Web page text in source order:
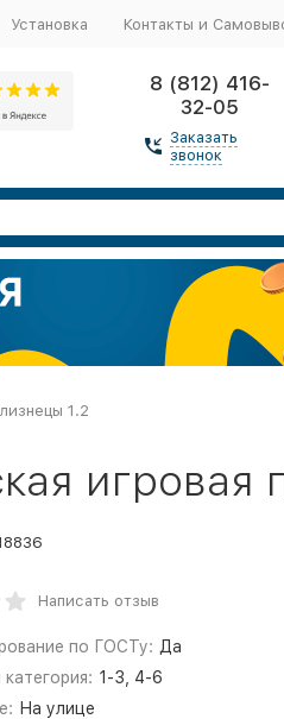
Установка Контакты и
8 (812) 416-
32-05
Заказать
звонок
1.2
игровая
Написать отзыв
по ГОСТу: Да
1-3, 4-6
На улице